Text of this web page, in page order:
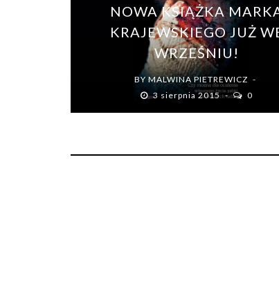
NOWA KSIĄŻKA
KRAJEWSKIEGO JUŻ
WRZEŚNIU!
BYMALWINA PIETREWICZ
3 sierpnia 2015
0